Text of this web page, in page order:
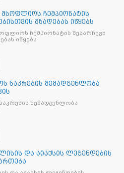
ჩემპიონატის
მზადებას იწყებს
ჩემპიონატის შესარჩევი
იწყებს
ნაკრების შემადგენლობა
შემადგენლობა
და აიაქსის ლეგენდების